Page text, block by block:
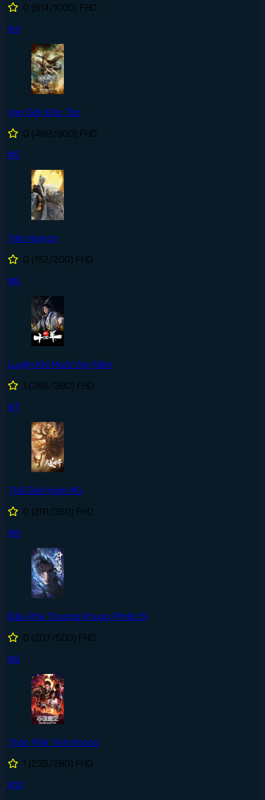
0 (814/1000) FHD
#4
Vạn Giới Độc Tôn
0 (469/800) FHD
#5
Tiên Nghịch
0 (152/200) FHD
#6
Luyện Khí Mười Vạn Năm
1 (366/380) FHD
#7
Thế Giới Hoàn Mỹ
0 (281/360) FHD
#8
Đấu Phá Thương Khung (Phần 5)
0 (207/500) FHD
#9
Thôn Phệ Tinh Không
1 (235/280) FHD
#10